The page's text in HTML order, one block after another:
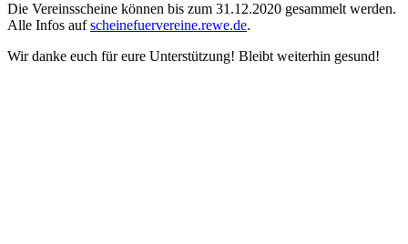
Die Vereinsscheine können bis zum 31.12.2020 gesammelt werden.
Alle Infos aufscheinefuervereine.rewe.de.
Wir danke euch für eure Unterstützung! Bleibt weiterhin gesund!